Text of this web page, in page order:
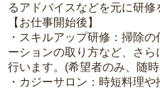
るアドバイスなどを元に研修
【お仕事開始後】
・スキルアップ研修：掃除
ーションの取り方など、さ
行います。(希望者のみ、随
・カジーサロン：時短料理